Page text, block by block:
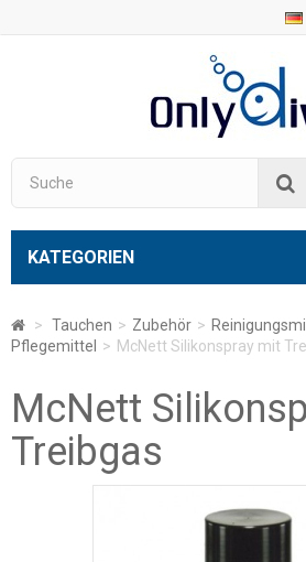
KATEGORIEN
> Tauchen > Zubehör >
Pflegemittel
> McNett Silikonspray mit
McNett
Treibgas